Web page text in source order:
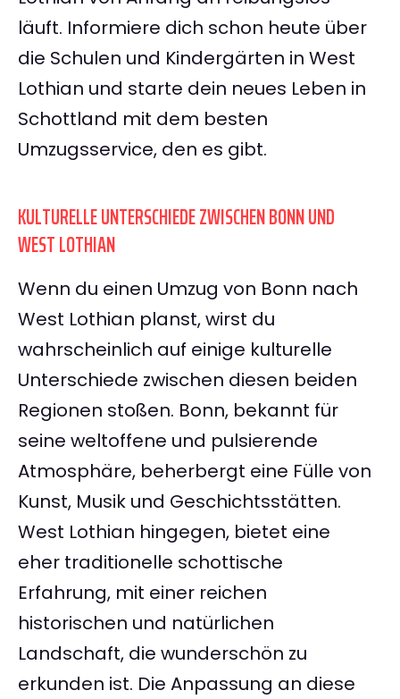
läuft. Informiere dich schon heute über
die Schulen und Kindergärten in West
Lothian und starte dein neues Leben in
Schottland mit dem besten
Umzugsservice, den es gibt.
KULTURELLE UNTERSCHIEDE ZWISCHEN BONN UND
WEST LOTHIAN
Wenn du einen Umzug von Bonn nach
West Lothian planst, wirst du
wahrscheinlich auf einige kulturelle
Unterschiede zwischen diesen beiden
Regionen stoßen. Bonn, bekannt für
seine weltoffene und pulsierende
Atmosphäre, beherbergt eine Fülle von
Kunst, Musik und Geschichtsstätten.
West Lothian hingegen, bietet eine
eher traditionelle schottische
Erfahrung, mit einer reichen
historischen und natürlichen
Landschaft, die wunderschön zu
erkunden ist. Die Anpassung an diese